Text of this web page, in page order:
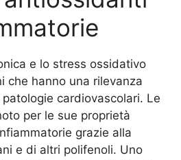
e lo stress ossidativo
che hanno una rilevanza
cardiovascolari. Le
per le sue proprietà
grazie alla
e di altri polifenoli. Uno